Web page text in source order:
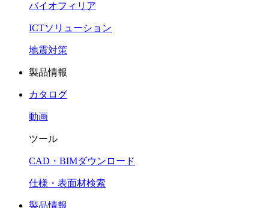
バイオフィリア
ICTソリューション
地震対策
製品情報
カタログ
動画
ツール
CAD・BIMダウンロード
仕様・表面材検索
製品情報